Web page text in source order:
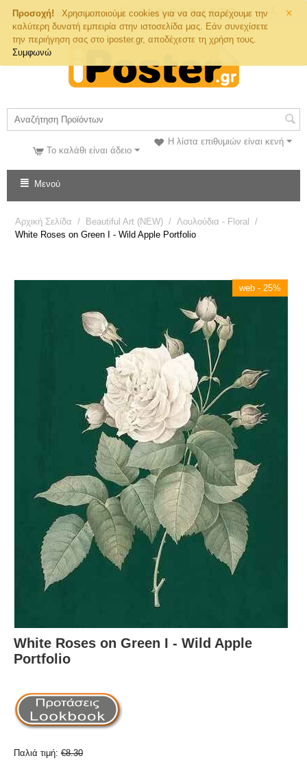
×
Προσοχή!
Χρησιμοποιούμε cookies για να σας παρέχουμε την
καλύτερη δυνατή εμπειρία στην ιστοσελίδα μας. Εάν συνεχίσετε
την περιήγηση σας στο iposter.gr, αποδέχεστε τη χρήση τους.
Συμφωνώ
Τηλ. Παραγγελιών
Η λίστα επιθυμιών είναι κενή
Το καλάθι είναι άδειο
Μενού
Αρχική Σελίδα / Beautiful Art (NEW) / Λουλούδια - Floral
/
White Roses on Green I - Wild Apple Portfolio
web - 25%
White Roses on Green I - Wild Apple
Portfolio
Παλιά τιμή: €8.30